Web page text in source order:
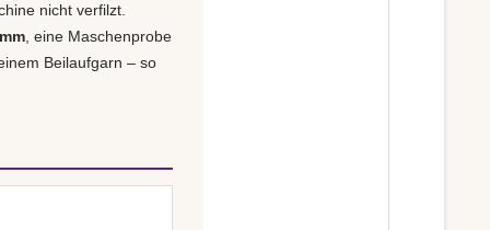
nicht verfilzt.
, eine Maschenprobe
Beilaufgarn – so